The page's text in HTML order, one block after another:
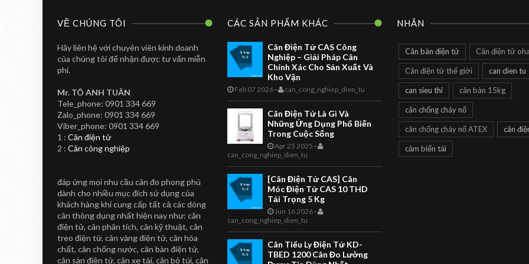
VỀ CHÚNG TÔI
Hãy liên hệ với chuyên viên kinh doanh
của chúng tôi để nhận được tư vấn miễn
phí.
Mr. TÔ ANH TUÂN
Tele_phone: 0901 334 669
Zalo_phone: 0901 334 669
Viber_phone: 0901 334 669
1 : Cân điện tử
2 : Cân công nghiệp
đáp ứng mọi nhu cầu cân đo phong phú
dành cho nhiều mục đích sử dụng của
khách hàng khi cung cấp tất cả các dòng
cân thông dụng nhất hiện nay như: cân
điện tử, cân phân tích, cân kỹ thuật, cân
treo điện tử, cân vàng điện tử, cân hóa
chất, cân chống nước, cân bàn điện tử,
cân sàn điện tử, cân xe tải, cân bỏ túi, cân
CÁC SẢN PHẨM KHÁC
Cân Điện Tử CAS Công
Nghiệp – Giải Pháp Cân
Chính Xác Cho Sản Xuất Và
Kho Vận
Feb 07 2026- can_cong_nghiep_dien_tu
Cân Điện Tử Là Gì Và
Những Ứng Dụng Phổ Biến
Trong Cuộc Sống
Apr 25 2025 -
can_cong_nghiep_dien_tu
[Cân Điện Tử CAS] Cân
Móc Điện Tử CAS 10 THD
Tải Trọng 5 Kg
Jun 16 2026-
can_cong_nghiep_dien_tu
Cân Tiểu Ly Điện Tử KD-
TBED 1200 Cân Đo Lường
NHÃN
Cân bàn điện tử Cân điện tử
Cân điện tử thế giới can dien tu
can sieu thi cân bàn 15kg
cân chống cháy nổ
cân chống cháy nổ ATEX cân
cảm biến tải
CAN IN NHAN
Thị CL5000-B
Cân in nhãn siêu thị CL5000-B
Sản phẩm cân in nhãn CL5000-B
...
CAN DIEN TU
Cân Siêu Thị
LS2X Label
Printing Scale
LS2X Thermal Label Printing
Printing Scale is a quality
product with EC Weights and
Measures App...
CAN CONG NGHIEP